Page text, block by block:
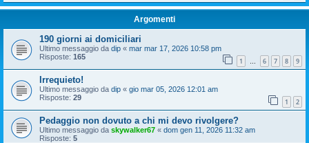
Argomenti
190 giorni ai domiciliari
Ultimo messaggio da dip « mar mar 17, 2026 10:58 pm
Risposte: 165 1 … 6 7 8 9
Irrequieto!
Ultimo messaggio da dip « gio mar 05, 2026 12:01 am
Risposte: 29 1 2
Pedaggio non dovuto a chi mi devo rivolgere?
Ultimo messaggio da skywalker67 « dom gen 11, 2026 11:32 am
Risposte: 5